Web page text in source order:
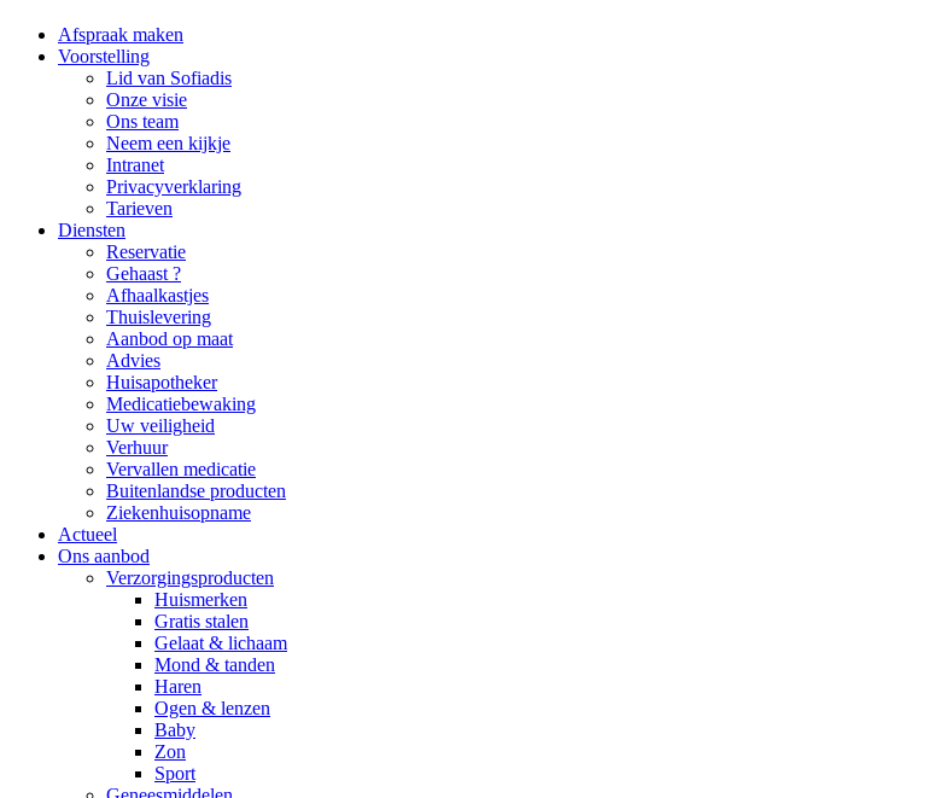
Afspraak maken
Voorstelling
Lid van Sofiadis
Onze visie
Ons team
Neem een kijkje
Intranet
Privacyverklaring
Tarieven
Diensten
Reservatie
Gehaast ?
Afhaalkastjes
Thuislevering
Aanbod op maat
Advies
Huisapotheker
Medicatiebewaking
Uw veiligheid
Verhuur
Vervallen medicatie
Buitenlandse producten
Ziekenhuisopname
Actueel
Ons aanbod
Verzorgingsproducten
Huismerken
Gratis stalen
Gelaat & lichaam
Mond & tanden
Haren
Ogen & lenzen
Baby
Zon
Sport